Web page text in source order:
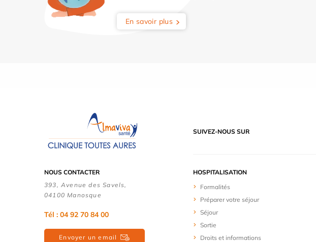
En savoir plus
SUIVEZ-NOUS SUR
NOUS CONTACTER
393, Avenue des Savels,
04100 Manosque
Tél : 04 92 70 84 00
Envoyer un email
HOSPITALISATION
Formalités
Préparer votre séjour
Séjour
Sortie
Droits et informations